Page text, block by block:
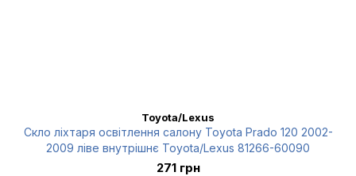
Toyota/Lexus
Скло ліхтаря освітлення салону Toyota Prado 120 2002-
2009 ліве внутрішнє Toyota/Lexus 81266-60090
271 грн